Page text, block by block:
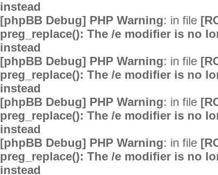
instead
[phpBB Debug] PHP Warning: in file
preg_replace(): The /e modifier is no
instead
[phpBB Debug] PHP Warning: in file
preg_replace(): The /e modifier is no
instead
[phpBB Debug] PHP Warning: in file
preg_replace(): The /e modifier is no
instead
[phpBB Debug] PHP Warning: in file
preg_replace(): The /e modifier is no
instead